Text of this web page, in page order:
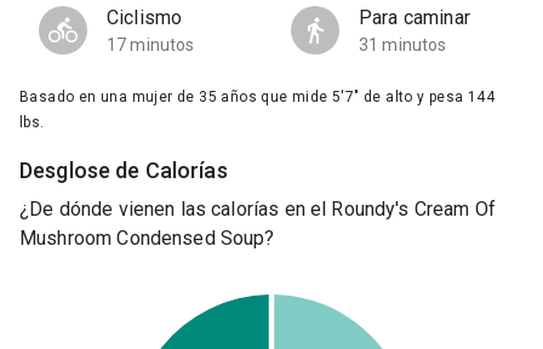
Ciclismo
17 minutos
Para caminar
31 minutos
Basado en una mujer de 35 años que mide 5'7" de alto y pesa 144
lbs.
Desglose de Calorías
¿De dónde vienen las calorías en el Roundy's Cream Of
Mushroom Condensed Soup?